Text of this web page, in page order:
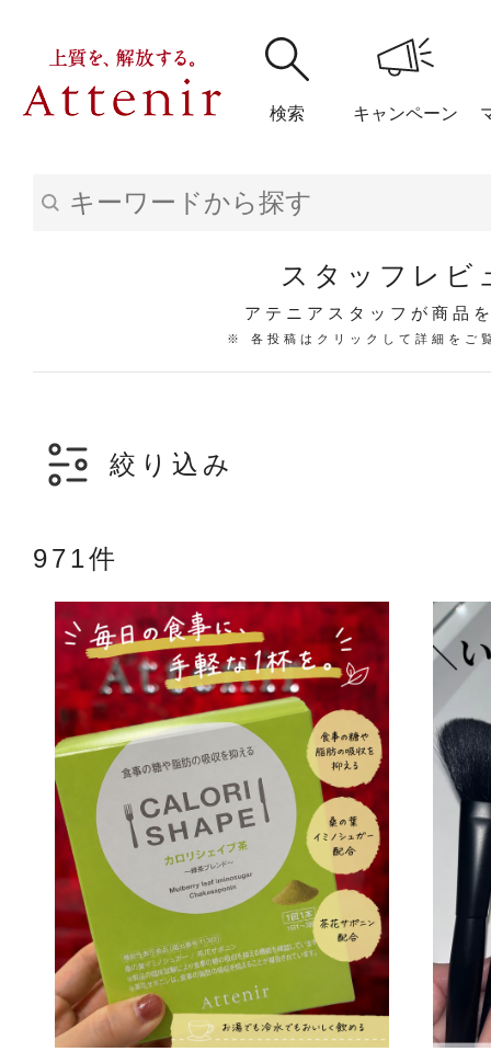
検索 キャンペーン
アテニア
アテニアの「
お友達紹介サ
定期お届けサ
スタッフレビ
アテニアスタッフが商品
※ 各投稿はクリックして詳細をご
絞り込み
971件